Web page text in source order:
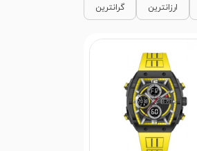
ارزانترین گرانترین